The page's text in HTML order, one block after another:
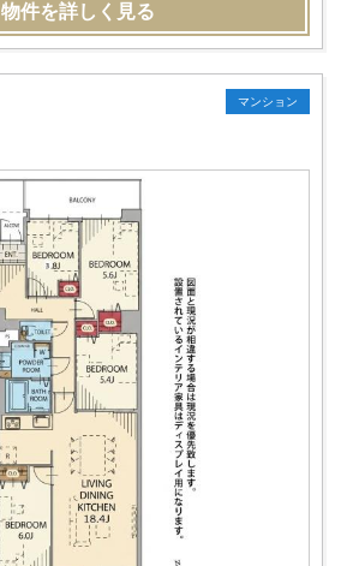
物件を詳しく見る
マンション